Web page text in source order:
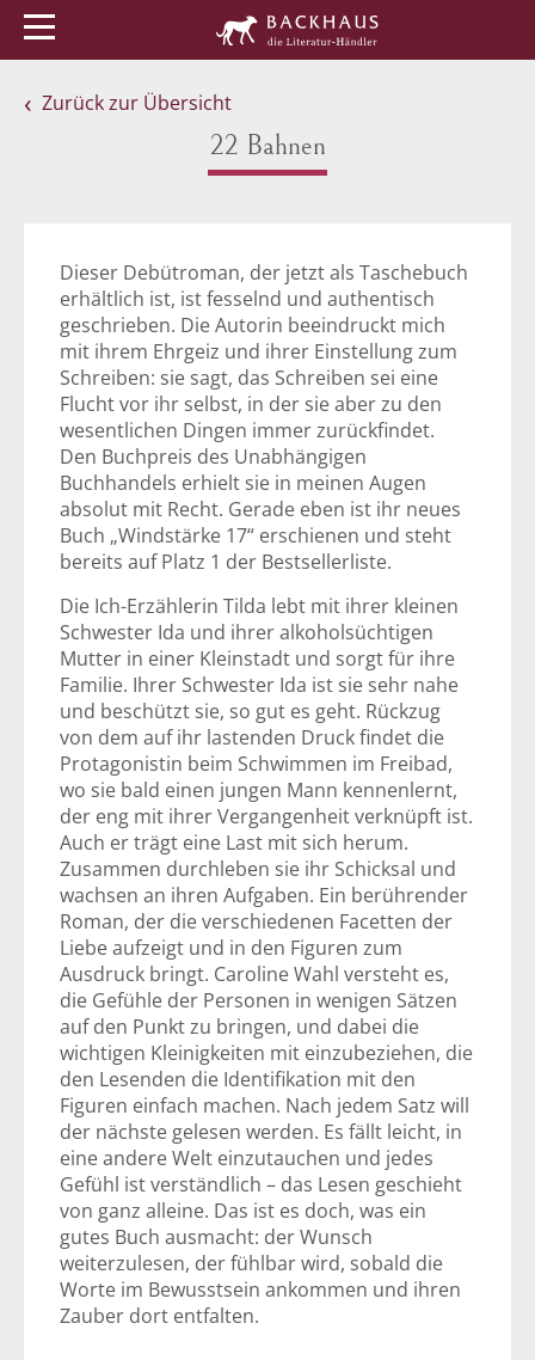
Zurück zur Übersicht
22 Bahnen
Dieser Debütroman, der jetzt als Taschebuch
erhältlich ist, ist fesselnd und authentisch
geschrieben. Die Autorin beeindruckt mich
mit ihrem Ehrgeiz und ihrer Einstellung zum
Schreiben: sie sagt, das Schreiben sei eine
Flucht vor ihr selbst, in der sie aber zu den
wesentlichen Dingen immer zurückfindet.
Den Buchpreis des Unabhängigen
Buchhandels erhielt sie in meinen Augen
absolut mit Recht. Gerade eben ist ihr neues
Buch „Windstärke 17“ erschienen und steht
bereits auf Platz 1 der Bestsellerliste.
Die Ich-Erzählerin Tilda lebt mit ihrer kleinen
Schwester Ida und ihrer alkoholsüchtigen
Mutter in einer Kleinstadt und sorgt für ihre
Familie. Ihrer Schwester Ida ist sie sehr nahe
und beschützt sie, so gut es geht. Rückzug
von dem auf ihr lastenden Druck findet die
Protagonistin beim Schwimmen im Freibad,
wo sie bald einen jungen Mann kennenlernt,
der eng mit ihrer Vergangenheit verknüpft ist.
Auch er trägt eine Last mit sich herum.
Zusammen durchleben sie ihr Schicksal und
wachsen an ihren Aufgaben. Ein berührender
Roman, der die verschiedenen Facetten der
Liebe aufzeigt und in den Figuren zum
Ausdruck bringt. Caroline Wahl versteht es,
die Gefühle der Personen in wenigen Sätzen
auf den Punkt zu bringen, und dabei die
wichtigen Kleinigkeiten mit einzubeziehen, die
den Lesenden die Identifikation mit den
Figuren einfach machen. Nach jedem Satz will
der nächste gelesen werden. Es fällt leicht, in
eine andere Welt einzutauchen und jedes
Gefühl ist verständlich – das Lesen geschieht
von ganz alleine. Das ist es doch, was ein
gutes Buch ausmacht: der Wunsch
weiterzulesen, der fühlbar wird, sobald die
Worte im Bewusstsein ankommen und ihren
Zauber dort entfalten.